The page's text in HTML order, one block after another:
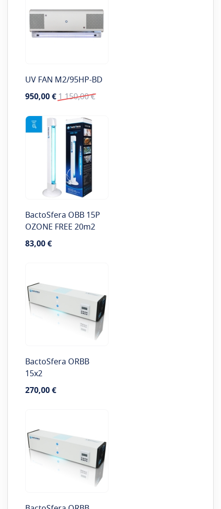
UV FAN M2/95HP-BD
Цена
предложения
950,00 € Обычная
1 150,00 €
BactoSfera OBB 15P
OZONE FREE 20m2
83,00 €
BactoSfera ORBB
15x2
270,00 €